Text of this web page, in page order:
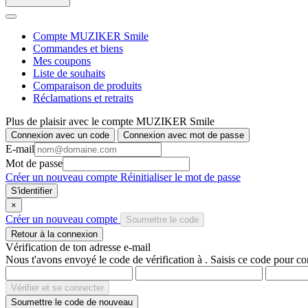
Compte MUZIKER Smile
Commandes et biens
Mes coupons
Liste de souhaits
Comparaison de produits
Réclamations et retraits
Plus de plaisir avec le compte MUZIKER Smile
Connexion avec un code Connexion avec mot de passe
E-mail
Mot de passe
Créer un nouveau compte Réinitialiser le mot de passe
×
Créer un nouveau compte
Soumettre le code
Retour à la connexion
Vérification de ton adresse e-mail
Nous t'avons envoyé le code de vérification à . Saisis ce code pour
Soumettre le code de nouveau